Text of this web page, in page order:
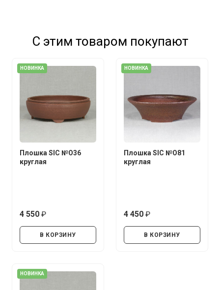
С этим товаром покупают
НОВИНКА
Плошка SIC №О36
круглая
4 550
В КОРЗИНУ
НОВИНКА
Плошка SIC №О81
круглая
4 450
В КОРЗИНУ
НОВИНКА